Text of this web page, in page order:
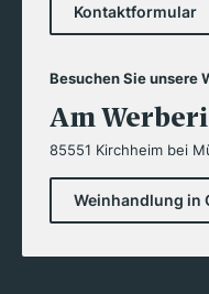
Kontaktformular
Besuchen Sie unsere
Am
85551 Kirchheim bei
Weinhandlung in